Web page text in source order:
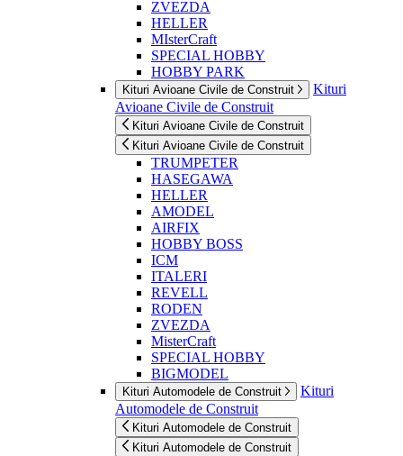
ZVEZDA
HELLER
MIsterCraft
SPECIAL HOBBY
HOBBY PARK
Kituri Avioane Civile de Construit
Kituri
Avioane Civile de Construit
Kituri Avioane Civile de Construit
Kituri Avioane Civile de Construit
TRUMPETER
HASEGAWA
HELLER
AMODEL
AIRFIX
HOBBY BOSS
ICM
ITALERI
REVELL
RODEN
ZVEZDA
MisterCraft
SPECIAL HOBBY
BIGMODEL
Kituri Automodele de Construit
Kituri
Automodele de Construit
Kituri Automodele de Construit
Kituri Automodele de Construit